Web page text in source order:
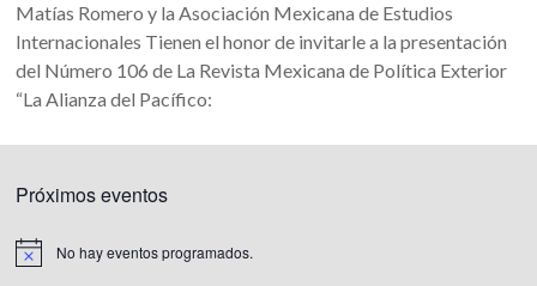
Matías Romero y la Asociación Mexicana de Estudios
Internacionales Tienen el honor de invitarle a la presentación
del Número 106 de La Revista Mexicana de Política Exterior
“La Alianza del Pacífico:
Próximos eventos
No hay eventos programados.